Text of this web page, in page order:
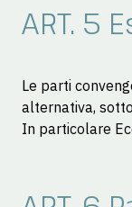
ART. 5
Le parti
alternativa,
In particolare